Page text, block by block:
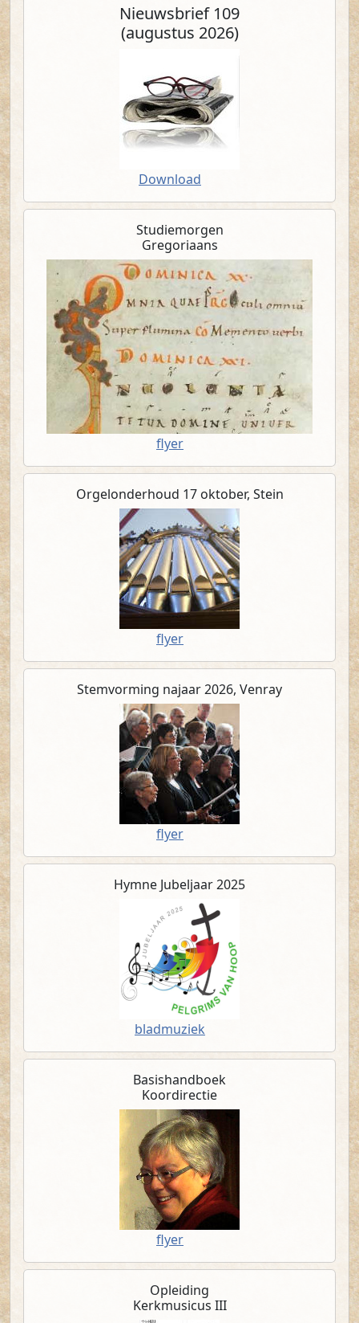
Nieuws­brief 109
(augustus 2026)
Download
Studiemorgen
Gregoriaans
flyer(PDF)
Orgelonderhoud 17 oktober, Stein
flyer(PDF)
Stemvorming najaar 2026, Venray
flyer(PDF)
Hymne Jubeljaar 2025
bladmuziek
Basishandboek
Koordirectie
flyer(PDF)
Opleiding
Kerkmusicus III